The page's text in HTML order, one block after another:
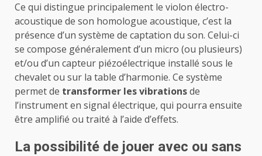
Ce qui distingue principalement le violon électro-
acoustique de son homologue acoustique, c’est la
présence d’un système de captation du son. Celui-ci
se compose généralement d’un micro (ou plusieurs)
et/ou d’un capteur piézoélectrique installé sous le
chevalet ou sur la table d’harmonie. Ce système
permet de transformer les vibrationsde
l’instrument en signal électrique, qui pourra ensuite
être amplifié ou traité à l’aide d’effets.
La possibilité de jouer avec ou sans